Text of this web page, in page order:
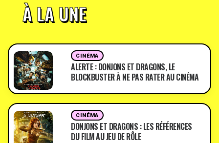
À LA UNE
CINÉMA
ALERTE : DONJONS ET DRAGONS, LE
BLOCKBUSTER À NE PAS RATER AU CINÉMA
CINÉMA
DONJONS ET DRAGONS : LES RÉFÉRENCES
DU FILM AU JEU DE RÔLE